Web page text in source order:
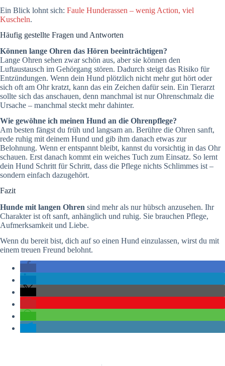
Ein Blick lohnt sich: Faule Hunderassen – wenig Action, viel
Kuscheln.
Häufig gestellte Fragen und Antworten
Können lange Ohren das Hören beeinträchtigen?
Lange Ohren sehen zwar schön aus, aber sie können den
Luftaustausch im Gehörgang stören. Dadurch steigt das Risiko für
Entzündungen. Wenn dein Hund plötzlich nicht mehr gut hört oder
sich oft am Ohr kratzt, kann das ein Zeichen dafür sein. Ein Tierarzt
sollte sich das anschauen, denn manchmal ist nur Ohrenschmalz die
Ursache – manchmal steckt mehr dahinter.
Wie gewöhne ich meinen Hund an die Ohrenpflege?
Am besten fängst du früh und langsam an. Berühre die Ohren sanft,
rede ruhig mit deinem Hund und gib ihm danach etwas zur
Belohnung. Wenn er entspannt bleibt, kannst du vorsichtig in das Ohr
schauen. Erst danach kommt ein weiches Tuch zum Einsatz. So lernt
dein Hund Schritt für Schritt, dass die Pflege nichts Schlimmes ist –
sondern einfach dazugehört.
Fazit
Hunde mit langen Ohren sind mehr als nur hübsch anzusehen. Ihr
Charakter ist oft sanft, anhänglich und ruhig. Sie brauchen Pflege,
Aufmerksamkeit und Liebe.
Wenn du bereit bist, dich auf so einen Hund einzulassen, wirst du mit
einem treuen Freund belohnt.